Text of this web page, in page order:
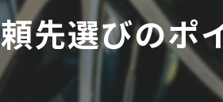
先選びのポ